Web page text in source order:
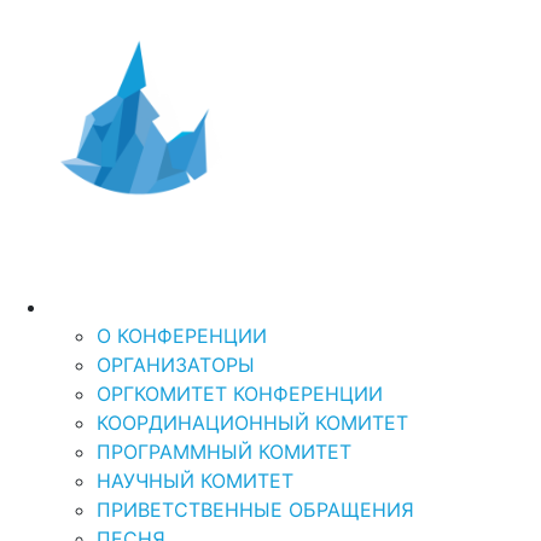
О КОНФЕРЕНЦИИ
ОРГАНИЗАТОРЫ
ОРГКОМИТЕТ КОНФЕРЕНЦИИ
КООРДИНАЦИОННЫЙ КОМИТЕТ
ПРОГРАММНЫЙ КОМИТЕТ
НАУЧНЫЙ КОМИТЕТ
ПРИВЕТСТВЕННЫЕ ОБРАЩЕНИЯ